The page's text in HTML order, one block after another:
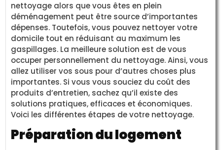
nettoyage alors que vous êtes en plein
déménagement peut être source d’importantes
dépenses. Toutefois, vous pouvez nettoyer votre
domicile tout en réduisant au maximum les
gaspillages. La meilleure solution est de vous
occuper personnellement du nettoyage. Ainsi, vous
allez utiliser vos sous pour d’autres choses plus
importantes. Si vous vous souciez du coût des
produits d’entretien, sachez qu’il existe des
solutions pratiques, efficaces et économiques.
Voici les différentes étapes de votre nettoyage.
Préparation du logement